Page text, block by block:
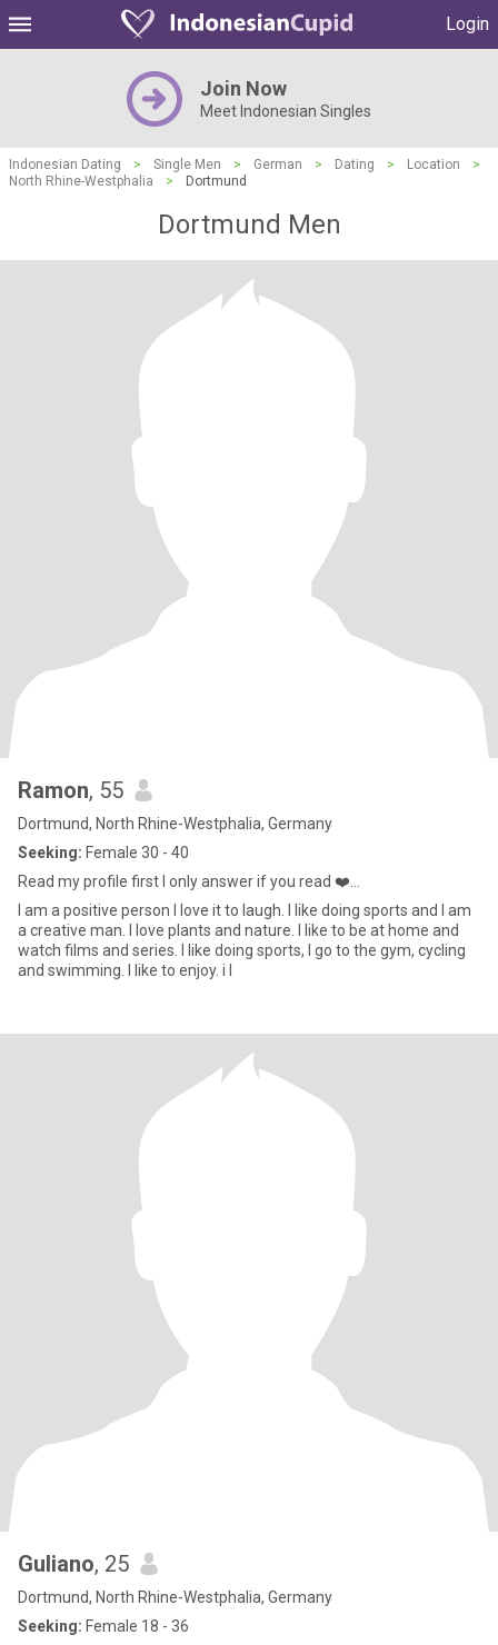
Login
Join Now
Meet Indonesian Singles
Indonesian Dating > Single Men > German > Dating > Location
>
North Rhine-Westphalia
> Dortmund
Dortmund Men
Ramon, 55
Dortmund, North Rhine-Westphalia, Germany
Seeking: Female 30 - 40
Read my profile first I only answer if you read ❤️...
I am a positive person I love it to laugh. I like doing sports and I am
a creative man. I love plants and nature. I like to be at home and
watch films and series. I like doing sports, I go to the gym, cycling
and swimming. I like to enjoy. i l
Guliano, 25
Dortmund, North Rhine-Westphalia, Germany
Seeking: Female 18 - 36